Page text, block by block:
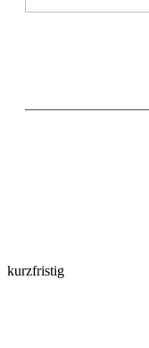
kurzfristig